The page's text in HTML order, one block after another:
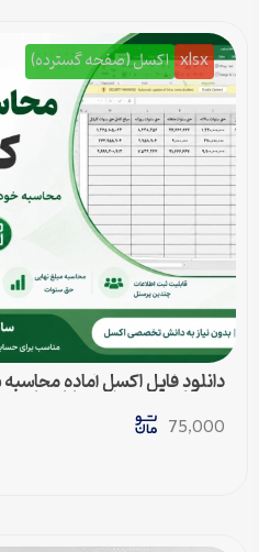
xlsx اکسل (صفحه گسترده)
دانلود فایل اکسل آماده
خودکار حق سنوات و پایان کار
75,000